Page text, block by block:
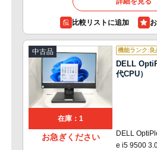
比較リストに追加
中古品
在庫：1
お急ぎください
機能ランク:良
DELL
代CPU）
DELL
e i5 9500